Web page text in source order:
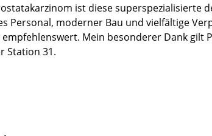
ist diese superspezialisierte
Personal, moderner Bau und vielfältige
empfehlenswert. Mein besonderer Dank
Station 31.